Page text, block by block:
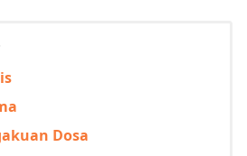
Dosa